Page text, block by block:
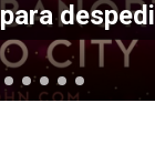
Estadio